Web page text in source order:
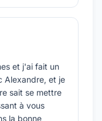
et j'ai fait un
Alexandre, et je
sait se mettre
à vous
la bonne